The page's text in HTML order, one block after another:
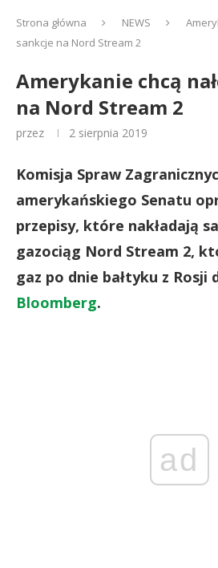
Strona główna NEWS
sankcje na Nord Stream 2
Amerykanie chcą
na Nord Stream 2
przez 2 sierpnia 2019
Komisja Spraw
amerykańskiego Senatu
przepisy, które nakładają
gazociąg Nord Stream 2,
gaz po dnie bałtyku z Rosji
Bloomberg.
ad